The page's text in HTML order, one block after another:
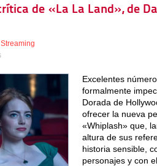
de «La La Land», de
Streaming
Excelentes
formalmente
Dorada de
ofrecer la nueva
«Whiplash» que,
altura de sus
historia sensible,
personajes y con